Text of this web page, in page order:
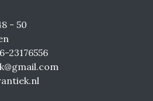
- 50
23176556